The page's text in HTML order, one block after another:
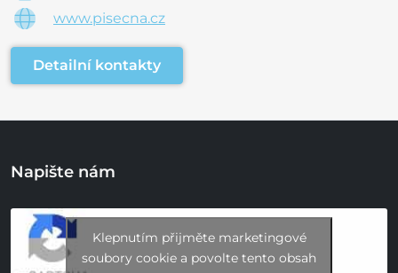
www.pisecna.cz
Detailní kontakty
Napište nám
Klepnutím přijměte marketingové
soubory cookie a povolte tento obsah